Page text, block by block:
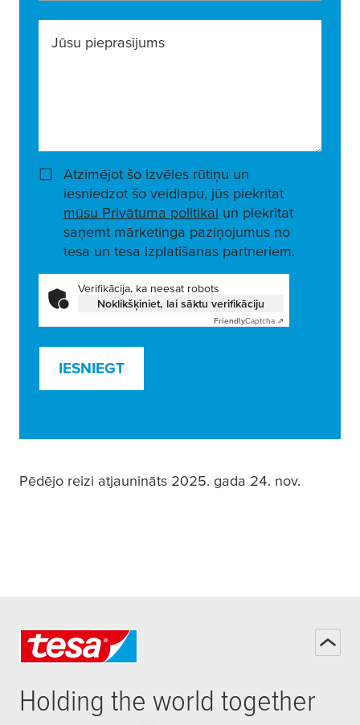
Jūsu pieprasījums
Atzīmējot šo izvēles rūtiņu un
iesniedzot šo veidlapu, jūs piekrītat
mūsu Privātuma politikai un piekrītat
saņemt mārketinga paziņojumus no
tesa un tesa izplatīšanas partneriem.
Verifikācija, ka neesat robots
Noklikšķiniet, lai sāktu verifikāciju
FriendlyCaptcha ⇗
IESNIEGT
Pēdējo reizi atjaunināts 2025. gada 24. nov.
Holding the world together